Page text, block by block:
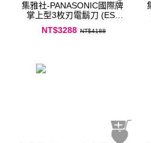
集雅社-PANASONIC國際牌
掌上型3枚刃電鬍刀 (ES-
NT$3288 NT$4188